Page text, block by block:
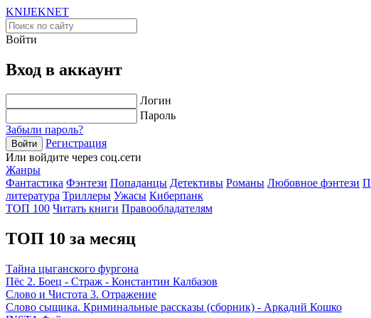
KNIJEKNET
Войти
Вход в аккаунт
Логин
Пароль
Забыли пароль?
Войти
Регистрация
Или войдите через соц.сети
Жанры
Фантастика Фэнтези Попаданцы Детективы Романы Любовное фэнтези
литература Триллеры Ужасы Киберпанк
ТОП 100 Читать книги Правообладателям
ТОП 10 за месяц
Тайна цыганского фургона
Пёс 2. Боец - Страж - Константин Калбазов
Слово и Чистота 3. Отражение
Слово сыщика. Криминальные рассказы (сборник) - Аркадий Кошко